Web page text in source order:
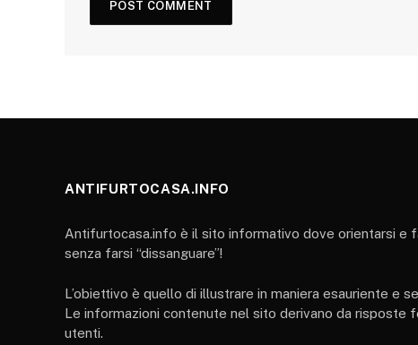
ANTIFURTOCASA.INFO
Antifurtocasa.info è il sito informativo dove orientarsi e
senza farsi “dissanguare”!
L’obiettivo è quello di illustrare in maniera esauriente e
Le informazioni contenute nel sito derivano da
utenti.